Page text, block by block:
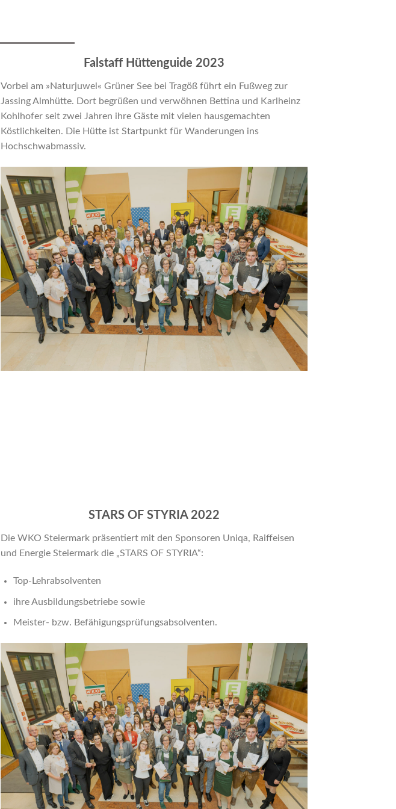
Falstaff Hüttenguide 2023
Vorbei am »Naturjuwel« Grüner See bei Tragöß führt ein Fußweg zur
Jassing Almhütte. Dort begrüßen und verwöhnen Bettina und Karlheinz
Kohlhofer seit zwei Jahren ihre Gäste mit vielen hausgemachten
Köstlichkeiten. Die Hütte ist Startpunkt für Wanderungen ins
Hochschwabmassiv.
STARS OF STYRIA 2022
Die WKO Steiermark präsentiert mit den Sponsoren Uniqa, Raiffeisen
und Energie Steiermark die „STARS OF STYRIA“:
Top-Lehrabsolventen
ihre Ausbildungsbetriebe sowie
Meister- bzw. Befähigungsprüfungsabsolventen.